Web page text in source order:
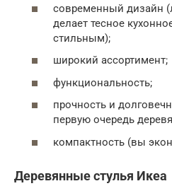
современный дизайн
делает тесное
стильным);
широкий ассортимент;
функциональность;
прочность и
первую очередь
компактность (вы
Деревянные стулья Икеа